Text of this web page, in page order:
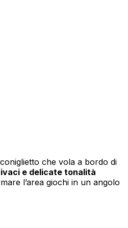
che vola a bordo di
e delicate tonalità
l’area giochi in un angolo